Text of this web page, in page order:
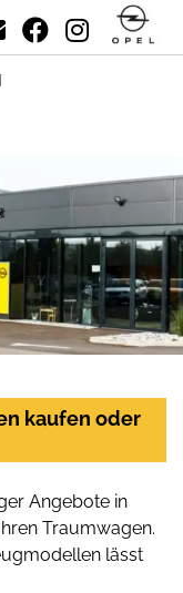
kaufen oder
Angebote in
Traumwagen.
lässt